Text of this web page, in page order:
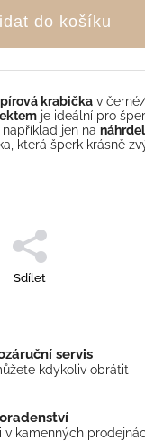
do košíku
krabička v
je ideální pro
jen na
která šperk krásně
Sdílet
servis
kdykoliv obrátit
v kamenných